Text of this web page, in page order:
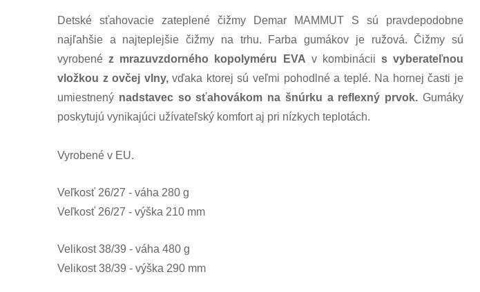
Detské sťahovacie zateplené čižmy Demar MAMMUT S sú pravdepodobne
najľahšie a najteplejšie čižmy na trhu. Farba gumákov je ružová. Čižmy sú
vyrobenéz mrazuvzdorného kopolyméru EVA v kombinácii s vyberateľnou
vložkou z ovčej vlny,vďaka ktorej sú veľmi pohodlné a teplé. Na hornej časti je
umiestnený nadstavec so sťahovákom na šnúrku a reflexný prvok. Gumáky
poskytujú vynikajúci užívateľský komfort aj pri nízkych teplotách.
Vyrobené v EU.
Veľkosť 26/27 - váha 280 g
Veľkosť 26/27 - výška 210 mm
Velikost 38/39 - váha 480 g
Velikost 38/39 - výška 290 mm